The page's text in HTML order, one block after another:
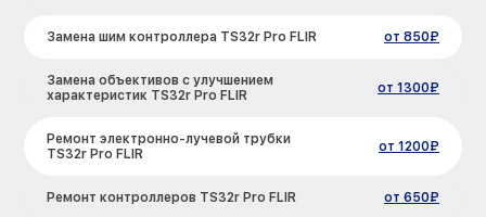
Замена шим контроллера TS32r Pro FLIR от 850₽
Замена объективов с улучшением
характеристик TS32r Pro FLIR
от 1300₽
Ремонт электронно-лучевой трубки
TS32r Pro FLIR
от 1200₽
Ремонт контроллеров TS32r Pro FLIR от 650₽